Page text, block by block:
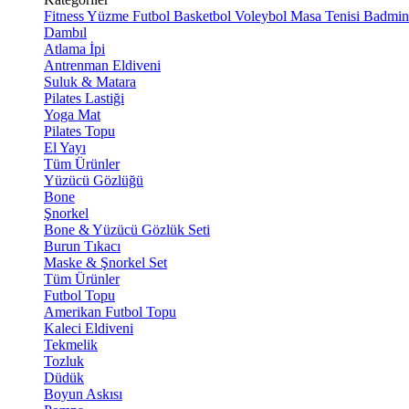
FitnessYüzme Futbol Basketbol Voleybol Masa Tenisi
Dambıl
Atlama İpi
Antrenman Eldiveni
Suluk & Matara
Pilates Lastiği
Yoga Mat
Pilates Topu
El Yayı
Tüm Ürünler
Yüzücü Gözlüğü
Bone
Şnorkel
Bone & Yüzücü Gözlük Seti
Burun Tıkacı
Maske & Şnorkel Set
Tüm Ürünler
Futbol Topu
Amerikan Futbol Topu
Kaleci Eldiveni
Tekmelik
Tozluk
Düdük
Boyun Askısı